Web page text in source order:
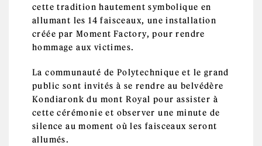
cette tradition hautement symbolique en
allumant les 14 faisceaux, une installation
créée par Moment Factory, pour rendre
hommage aux victimes.
La communauté de Polytechnique et le grand
public sont invités à se rendre au belvédère
Kondiaronk du mont Royal pour assister à
cette cérémonie et observer une minute de
silence au moment où les faisceaux seront
allumés.